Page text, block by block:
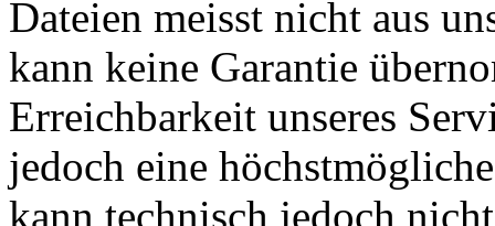
Dateien meisst nicht aus
kann keine Garantie
Erreichbarkeit unseres
jedoch eine
kann technisch jedoch